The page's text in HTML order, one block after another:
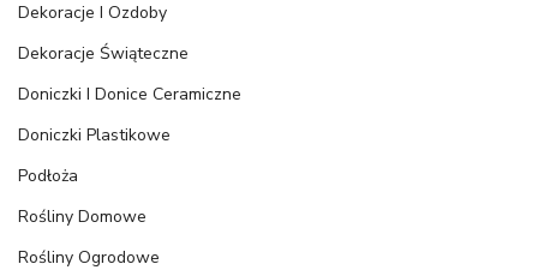
Dekoracje I Ozdoby
Dekoracje Świąteczne
Doniczki I Donice Ceramiczne
Doniczki Plastikowe
Podłoża
Rośliny Domowe
Rośliny Ogrodowe